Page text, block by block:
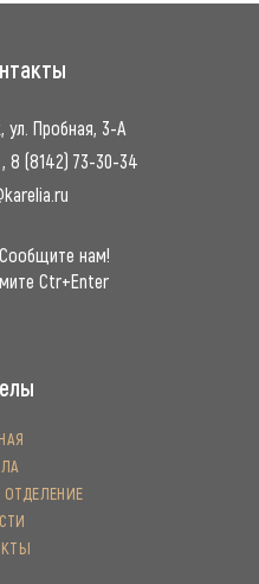
ул. Пробная, 3-А
, 8 (8142) 73-30-34
нам!
Ctr+Enter